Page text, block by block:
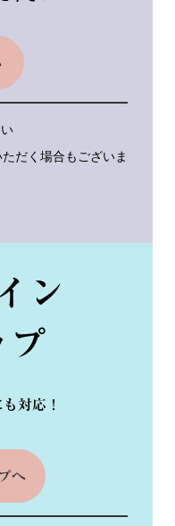
だく場合もございま
ン
プ
対応！
へ